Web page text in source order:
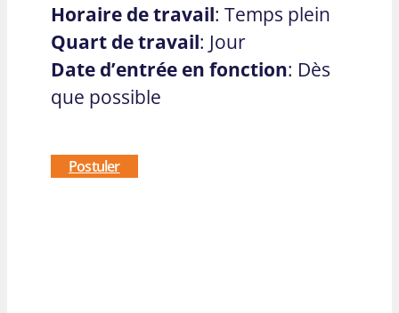
Horaire de travail: Temps plein
Quart de travail: Jour
Date d’entrée en fonction: Dès
que possible
Postuler